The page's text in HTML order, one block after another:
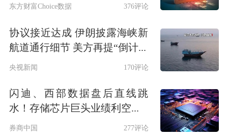
0.72%；纳斯达克综合指数上涨288.49
点，收于26121.16点，涨幅为1.12%。
东方财富Choice数据 376评论
协议接近达成 伊朗披露海峡新
航道通行细节 美方再提“倒计...
央视新闻 170评论
闪迪、西部数据盘后直线跳
水！存储芯片巨头业绩利空...
券商中国 277评论